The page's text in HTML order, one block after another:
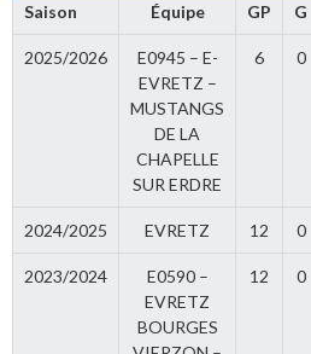
Saison Équipe GP G
2025/2026
E0945 – E-
EVRETZ –
MUSTANGS
DE LA
CHAPELLE
SUR ERDRE
6 0
2024/2025 EVRETZ 12 0
2023/2024
E0590 –
EVRETZ
BOURGES
12 0